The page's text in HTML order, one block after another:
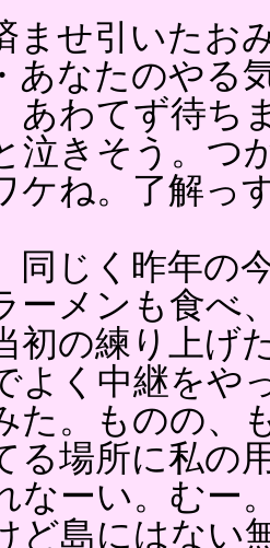
ませ引いたお
あなたのやる
わてず待ち
泣きそう。つ
ケね。了解っ
同じく昨年の
ーメンも食べ
初の練り上げ
よく中継をや
た。ものの、
る場所に私の
なーい。むー
ど島にはない